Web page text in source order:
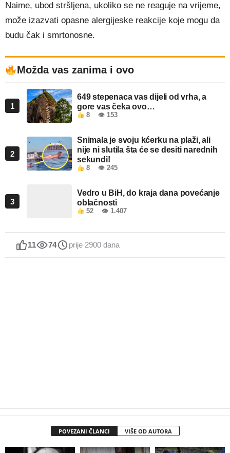
Naime, ubod stršljena, ukoliko se ne reaguje na vrijeme,
može izazvati opasne alergijeske reakcije koje mogu da
budu čak i smrtonosne.
Možda vas zanima i ovo
1
649 stepenaca vas dijeli od vrha, a
gore vas čeka ovo…
8 👁 153
2
Snimala je svoju kćerku na plaži, ali
nije ni slutila šta će se desiti narednih
sekundi!
8 👁 245
3
Vedro u BiH, do kraja dana povećanje
oblačnosti
52 👁 1.407
11 74 prije 2900 dana
POVEZANI ČLANCI VIŠE OD AUTORA